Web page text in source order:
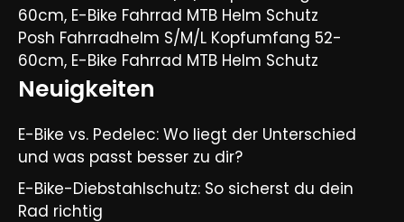
60cm, E-Bike Fahrrad MTB Helm Schutz
Posh Fahrradhelm S/M/L Kopfumfang 52-
60cm, E-Bike Fahrrad MTB Helm Schutz
Neuigkeiten
E-Bike vs. Pedelec: Wo liegt der Unterschied
und was passt besser zu dir?
E-Bike-Diebstahlschutz: So sicherst du dein
Rad richtig